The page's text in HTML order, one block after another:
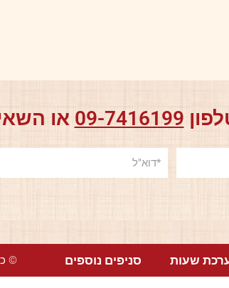
09-7416199 או
שעות סניפים נוספים ©